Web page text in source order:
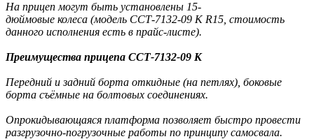
На прицеп могут быть установлены 15-
дюймовые колеса (модель ССТ-7132-09 К R15, стоимость
данного исполнения есть в прайс-листе).
Преимущества прицепа ССТ-7132-09 К
Передний и задний борта откидные (на петлях), боковые
борта съёмные на болтовых соединениях.
Опрокидывающаяся платформа позволяет быстро провести
разгрузочно-погрузочные работы по принципу самосвала.